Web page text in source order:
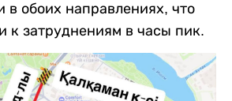
в обоих направлениях, что
к затруднениям в часы пик.